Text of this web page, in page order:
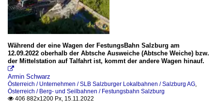
sonstiges
Während der eine Wagen der FestungsBahn Salzburg am
12.09.2022 oberhalb der Abtsche Ausweiche (Abtsche Weiche) bzw.
der Mittelstation auf Talfahrt ist, kommt der andere Wagen hinauf.

Armin Schwarz
Österreich / Unternehmen / SLB Salzburger Lokalbahnen / Salzburg AG,
Österreich / Berg- und Seilbahnen / Festungsbahn Salzburg
 406 882x1200 Px, 15.11.2022